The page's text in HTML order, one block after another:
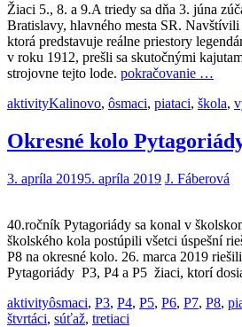
Žiaci 5., 8. a 9.A triedy sa dňa 3. júna
Bratislavy, hlavného mesta SR.
ktorá predstavuje reálne priestory
v roku 1912, prešli sa skutočnými
strojovne tejto lode. pokračovanie …
aktivityKalinovo, ôsmaci, piataci, škola,
Okresné kolo
3. apríla 20195. apríla 2019 J. Fáberová
40.ročník Pytagoriády sa konal v
školského kola postúpili všetci úspešní
P8 na okresné kolo. 26. marca 2019
Pytagoriády P3, P4 a P5 žiaci, ktorí
aktivityôsmaci, P3, P4, P5, P6, P7, P8,
štvrtáci, súťaž, tretiaci